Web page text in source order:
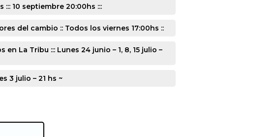
::: 10 septiembre 20:00hs :::
del cambio :: Todos los viernes 17:00hs ::
en La Tribu ::: Lunes 24 junio – 1, 8, 15 julio –
3 julio – 21 hs ~